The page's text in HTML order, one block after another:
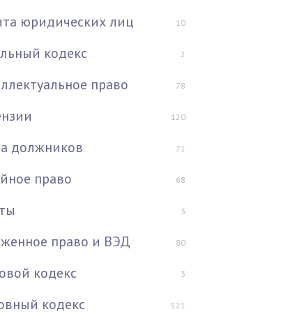
юридических лиц 10
кодекс 2
право 78
120
должников 71
право 68
3
право и ВЭД 80
кодекс 3
кодекс 521